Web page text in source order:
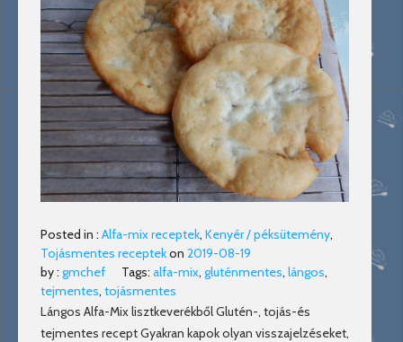
Posted in : Alfa-mix receptek, Kenyér / péksütemény,
Tojásmentes receptekon 2019-08-19
by : gmchef Tags: alfa-mix, gluténmentes, lángos,
tejmentes, tojásmentes
Lángos Alfa-Mix lisztkeverékből Glutén-, tojás-és
tejmentes recept Gyakran kapok olyan visszajelzéseket,